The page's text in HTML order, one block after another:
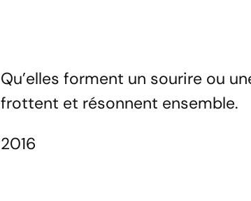
Qu’elles forment un sourire ou
frottent et résonnent ensemble.
2016